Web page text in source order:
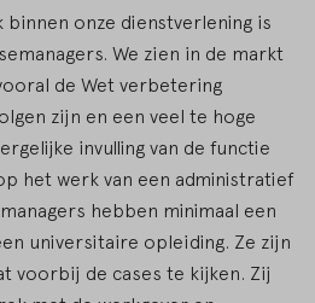
onze dienstverlening is
We zien in de markt
de Wet verbetering
zijn en een veel te hoge
invulling van de functie
het werk van een administratief
hebben minimaal een
universitaire opleiding. Ze zijn
voorbij de cases te kijken. Zij